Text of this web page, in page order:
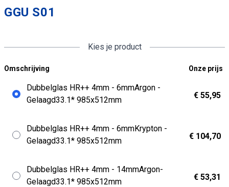
GGU S01
Kies je product
Omschrijving Onze prijs
Dubbelglas HR++ 4mm - 6mmArgon -
Gelaagd33.1* 985x512mm
€ 55,95
Dubbelglas HR++ 4mm - 6mmKrypton -
Gelaagd33.1* 985x512mm
€ 104,70
Dubbelglas HR++ 4mm - 14mmArgon-
Gelaagd33.1* 985x512mm
€ 53,31